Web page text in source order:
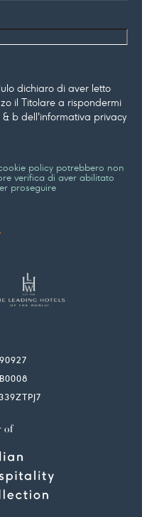
dichiaro di aver letto
il Titolare a rispondermi
b dell'informativa privacy
policy potrebbero non
verifica di aver abilitato
proseguire